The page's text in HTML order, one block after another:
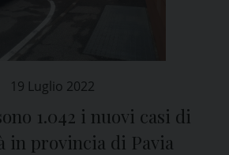
19 Luglio 2022
1.042 i nuovi casi di
in provincia di Pavia